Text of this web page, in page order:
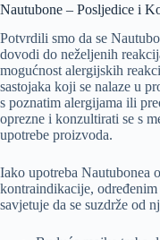
Nautubone – Posljedice i
Potvrdili smo da se
dovodi do neželjenih
mogućnost alergijskih
sastojaka koji se nalaze u
s poznatim alergijama ili
oprezne i konzultirati se s
upotrebe proizvoda.
Iako upotreba Nautubonea
kontraindikacije,
savjetuje da se suzdrže od